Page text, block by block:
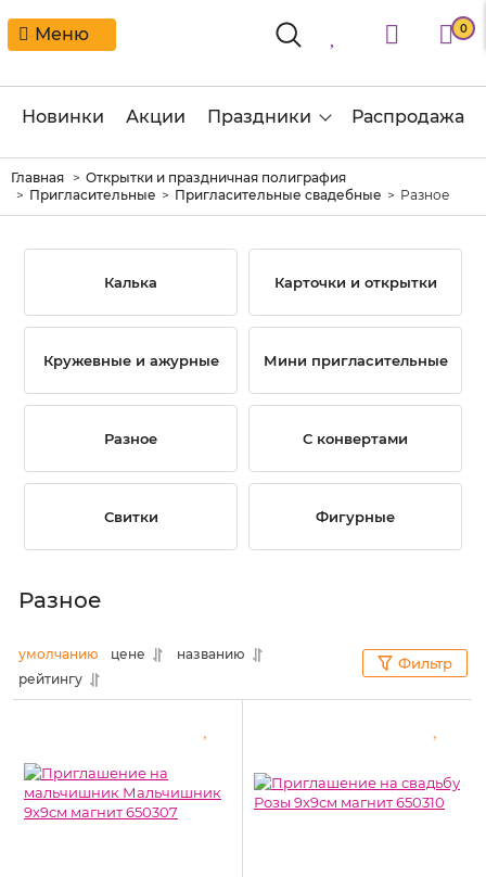
Меню 0
Новинки Акции Праздники Распродажа
Главная
Открытки и праздничная полиграфия
Пригласительные
Пригласительные свадебные Разное
Калька Карточки и открытки
Кружевные и ажурные Мини пригласительные
Разное С конвертами
Свитки Фигурные
Разное
умолчанию цене
названию
рейтингу
Фильтр